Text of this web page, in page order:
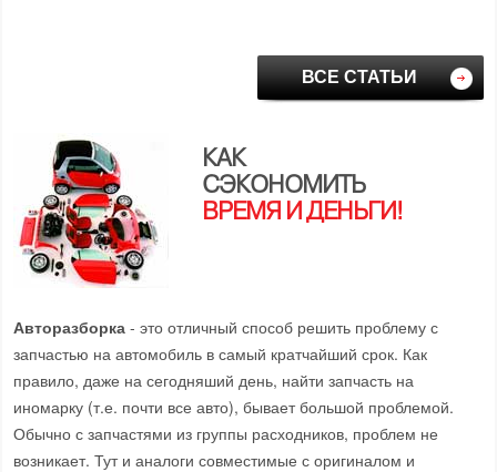
ВСЕ СТАТЬИ
КАК
СЭКОНОМИТЬ
ВРЕМЯ И ДЕНЬГИ!
Авторазборка - это отличный способ решить проблему с
запчастью на автомобиль в самый кратчайший срок. Как
правило, даже на сегодняший день, найти запчасть на
иномарку (т.е. почти все авто), бывает большой проблемой.
Обычно с запчастями из группы расходников, проблем не
возникает. Тут и аналоги совместимые с оригиналом и